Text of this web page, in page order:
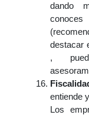
dando
destacar
,
entiende
Los